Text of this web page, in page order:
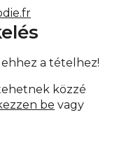
a tételhez!
közzé
be vagy